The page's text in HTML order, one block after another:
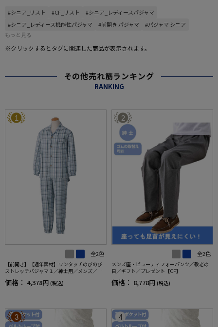
#シニア_リスト #CF_リスト
#シニア_レディースパジャマ
#シニア_レディース機能性パジャマ
#前開き パジャマ
#パジャマ シニア
もっと見る
※クリックするとタグに関連した商品が表示されます。
その他売れ筋ランキング
RANKING
1
全2色
【前開き】【通年素材】ワンタッチのびのび
ストレッチパジャマ１／紳士用／メンズ／高
齢者／シニア／名前記入欄付／後ろ長め／ギ
フト／プレゼント【CF】
価格： 4,378円 (税込)
2
全2色
メンズ座・ビューティフォーパンツ／敬老の
日／ギフト／プレゼント【CF】
価格： 8,778円 (税込)
3 4